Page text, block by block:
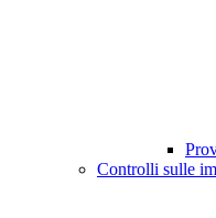
Controlli sulle